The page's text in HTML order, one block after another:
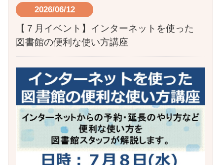
2026/06/12
【７月イベント】インターネットを使った
図書館の便利な使い方講座